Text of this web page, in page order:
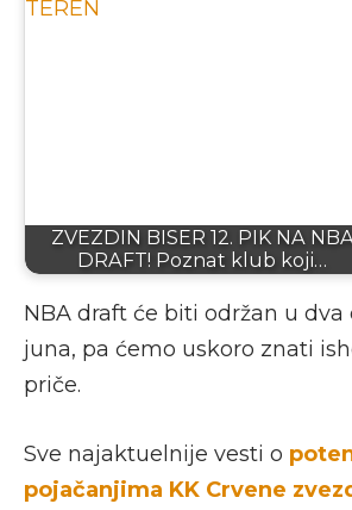
ZVEZDIN BISER 12. PIK NA
DRAFT! Poznat klub koji…
NBA draft će biti održan u dva
juna, pa ćemo uskoro znati
priče.
Sve najaktuelnije vesti o
pojačanjima KK Crvene